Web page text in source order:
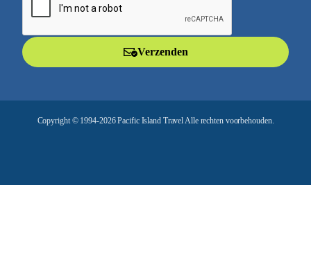
a
Verzenden
Copyright © 1994-2026 Pacific Island Travel Alle rechten voorbehouden.